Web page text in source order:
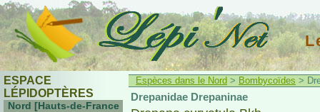
ESPACE
LÉPIDOPTÈRES
Nord [Hauts-de-France
Espèces dans le Nord > Bombycoïdes >
Drepanidae Drepaninae